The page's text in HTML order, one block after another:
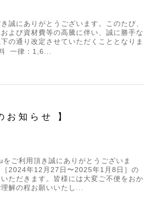
誠にありがとうございます。このたび、
よび資材費等の高騰に伴い、誠に勝手な
の通り改定させていただくこととなりま
一律：1,6...
お知らせ 】
ご利用頂き誠にありがとうございま
2024年12月27日〜2025年1月8日］の
ただきます。皆様には大変ご不便をおか
解の程お願いいたし...